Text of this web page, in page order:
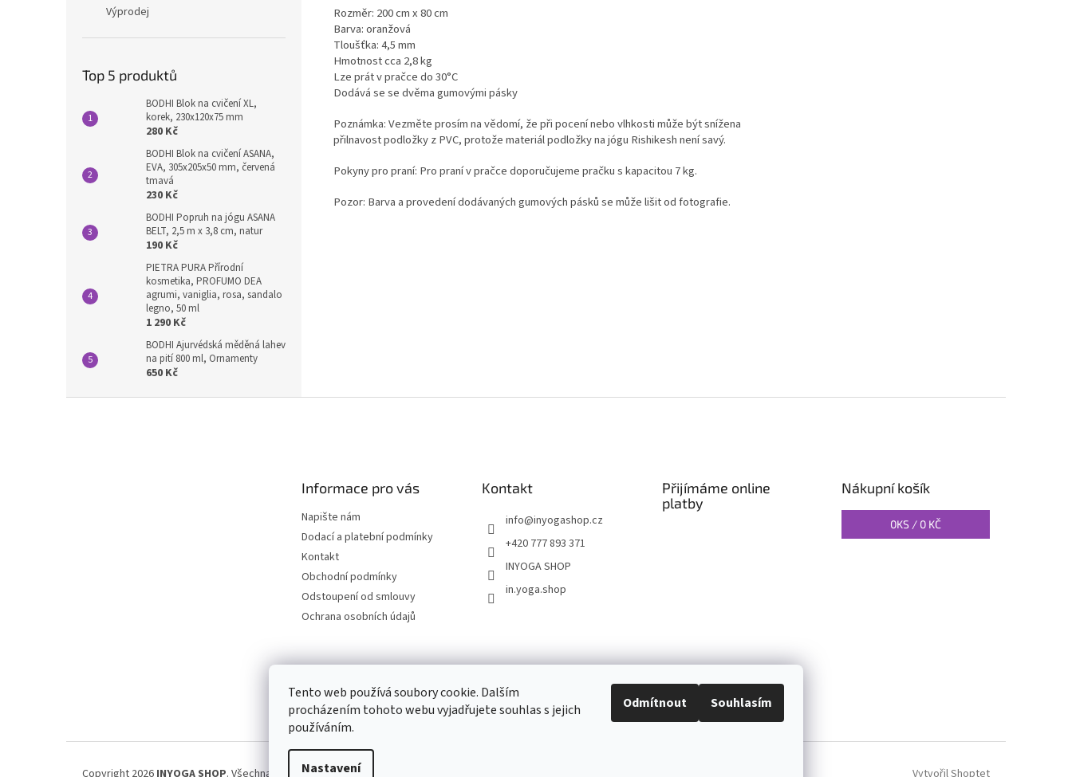
Tento web používá soubory cookie. Dalším
procházením tohoto webu vyjadřujete souhlas s jejich
používáním.
Nastavení
Odmítnout Souhlasím
Výprodej
Top 5 produktů
BODHI Blok na cvičení XL,
korek, 230x120x75 mm
280 Kč
BODHI Blok na cvičení ASANA,
EVA, 305x205x50 mm, červená
tmavá
230 Kč
BODHI Popruh na jógu ASANA
BELT, 2,5 m x 3,8 cm, natur
190 Kč
PIETRA PURA Přírodní
kosmetika, PROFUMO DEA
agrumi, vaniglia, rosa, sandalo
legno, 50 ml
1 290 Kč
BODHI Ajurvédská měděná lahev
na pití 800 ml, Ornamenty
650 Kč
Rozměr: 200 cm x 80 cm
Barva: oranžová
Tloušťka: 4,5 mm
Hmotnost cca 2,8 kg
Lze prát v pračce do 30°C
Dodává se se dvěma gumovými pásky
Poznámka: Vezměte prosím na vědomí, že při pocení nebo vlhkosti může být snížena
přilnavost podložky z PVC,protože materiál podložky na jógu Rishikesh není savý.
Pokyny pro praní: Pro praní v pračce doporučujeme pračku s kapacitou 7 kg.
Pozor: Barva a provedení dodávaných gumových pásků se může lišit od fotografie.
Informace pro vás
Napište nám
Dodací a platební podmínky
Kontakt
Obchodní podmínky
Odstoupení od smlouvy
Ochrana osobních údajů
Kontakt
info@inyogashop.cz
+420 777 893 371
INYOGA SHOP
in.yoga.shop
Přijímáme online
platby
Nákupní košík
0KS / 0 KČ
Kontakt
Vytvořil Shoptet
Copyright 2026 INYOGA SHOP. Všechna práva vyhrazena.Upravit nastavení cookies